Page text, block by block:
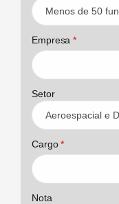
Empresa*
Setor
Cargo*
Nota